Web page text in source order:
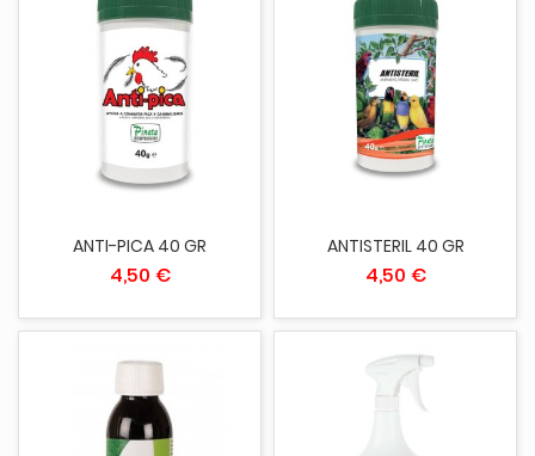
ANTI-PICA 40 GR
4,50 €
ANTISTERIL 40 GR
4,50 €